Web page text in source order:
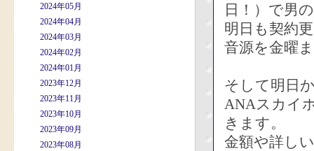
2024年05月
2024年04月
2024年03月
2024年02月
2024年01月
2023年12月
2023年11月
2023年10月
2023年09月
2023年08月
日！）で男
明日も契約
音源を金曜
そして明日
ANAスカイ
きます。
金額や詳し